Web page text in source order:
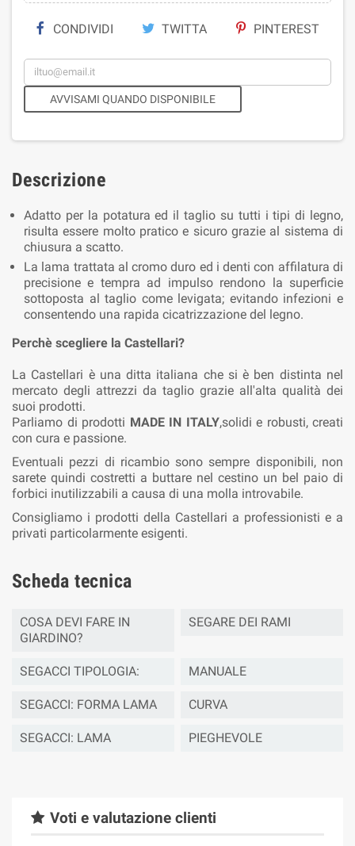
CONDIVIDI TWITTA PINTEREST
AVVISAMI QUANDO DISPONIBILE
Descrizione
Adatto per la potatura ed il taglio su tutti i tipi di legno,
risulta essere molto pratico e sicuro grazie al sistema di
chiusura a scatto.
La lama trattata al cromo duro ed i denti con affilatura di
precisione e tempra ad impulso rendono la superficie
sottoposta al taglio come levigata; evitando infezioni e
consentendo una rapida cicatrizzazione del legno.
Perchè scegliere la Castellari?
La Castellari è una ditta italiana che si è ben distinta nel
mercato degli attrezzi da taglio grazie all'alta qualità dei
suoi prodotti.
Parliamo di prodotti MADE IN ITALY,solidi e robusti, creati
con cura e passione.
Eventuali pezzi di ricambio sono sempre disponibili, non
sarete quindi costretti a buttare nel cestino un bel paio di
forbici inutilizzabili a causa di una molla introvabile.
Consigliamo i prodotti della Castellari a professionisti e a
privati particolarmente esigenti.
Scheda tecnica
COSA DEVI FARE IN
GIARDINO?
SEGARE DEI RAMI
SEGACCI TIPOLOGIA: MANUALE
SEGACCI: FORMA LAMA CURVA
SEGACCI: LAMA PIEGHEVOLE
Voti e valutazione clienti